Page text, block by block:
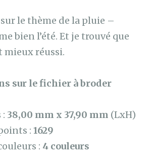
sur le thème de la pluie –
bien l’été. Et je trouvé que
mieux réussi.
sur le fichier à broder
38,00 mm x 37,90 mm (LxH)
:1629
: 4 couleurs